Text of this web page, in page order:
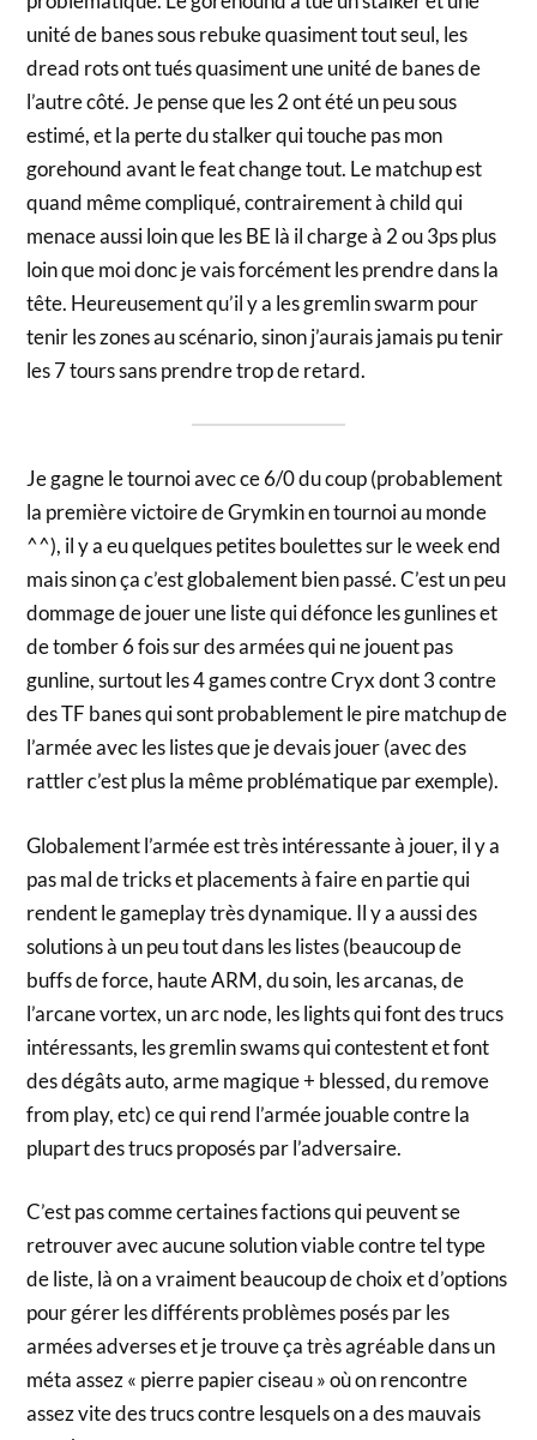
unité de banes sous rebuke quasiment tout seul, les
dread rots ont tués quasiment une unité de banes de
l’autre côté. Je pense que les 2 ont été un peu sous
estimé, et la perte du stalker qui touche pas mon
gorehound avant le feat change tout. Le matchup est
quand même compliqué, contrairement à child qui
menace aussi loin que les BE là il charge à 2 ou 3ps plus
loin que moi donc je vais forcément les prendre dans la
tête. Heureusement qu’il y a les gremlin swarm pour
tenir les zones au scénario, sinon j’aurais jamais pu tenir
les 7 tours sans prendre trop de retard.
Je gagne le tournoi avec ce 6/0 du coup (probablement
la première victoire de Grymkin en tournoi au monde
^^), il y a eu quelques petites boulettes sur le week end
mais sinon ça c’est globalement bien passé. C’est un peu
dommage de jouer une liste qui défonce les gunlines et
de tomber 6 fois sur des armées qui ne jouent pas
gunline, surtout les 4 games contre Cryx dont 3 contre
des TF banes qui sont probablement le pire matchup de
l’armée avec les listes que je devais jouer (avec des
rattler c’est plus la même problématique par exemple).
Globalement l’armée est très intéressante à jouer, il y a
pas mal de tricks et placements à faire en partie qui
rendent le gameplay très dynamique. Il y a aussi des
solutions à un peu tout dans les listes (beaucoup de
buffs de force, haute ARM, du soin, les arcanas, de
l’arcane vortex, un arc node, les lights qui font des trucs
intéressants, les gremlin swams qui contestent et font
des dégâts auto, arme magique + blessed, du remove
from play, etc) ce qui rend l’armée jouable contre la
plupart des trucs proposés par l’adversaire.
C’est pas comme certaines factions qui peuvent se
retrouver avec aucune solution viable contre tel type
de liste, là on a vraiment beaucoup de choix et d’options
pour gérer les différents problèmes posés par les
armées adverses et je trouve ça très agréable dans un
méta assez « pierre papier ciseau » où on rencontre
assez vite des trucs contre lesquels on a des mauvais